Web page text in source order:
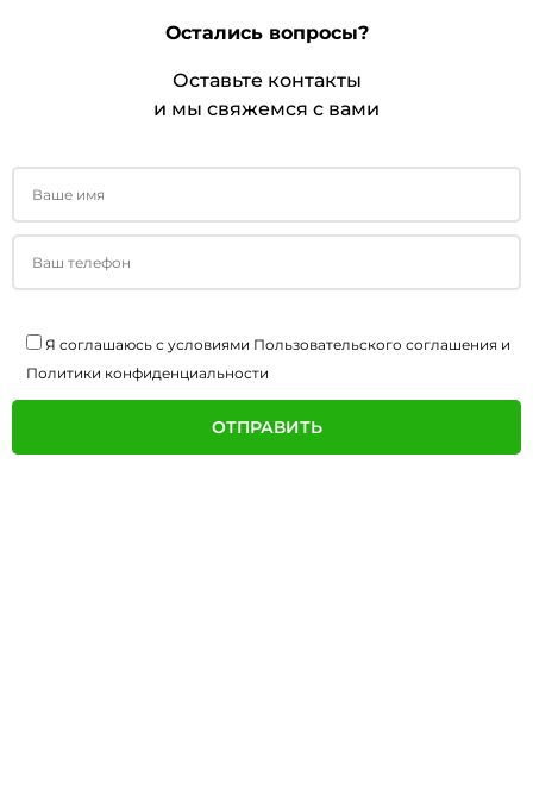
Остались вопросы?
Оставьте контакты
и мы свяжемся с вами
Я соглашаюсь с условиями Пользовательского соглашения и
Политики конфиденциальности